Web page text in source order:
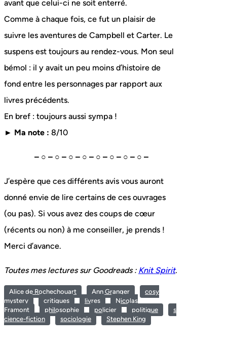
avant que celui-ci ne soit enterré.
Comme à chaque fois, ce fut un plaisir de
suivre les aventures de Campbell et Carter. Le
suspens est toujours au rendez-vous. Mon seul
bémol : il y avait un peu moins d’histoire de
fond entre les personnages par rapport aux
livres précédents.
En bref : toujours aussi sympa !
► Ma note : 8/10
– ○ – ○ – ○ – ○ – ○ – ○ – ○ – ○ –
J’espère que ces différents avis vous auront
donné envie de lire certains de ces ouvrages
(ou pas). Si vous avez des coups de cœur
(récents ou non) à me conseiller, je prends !
Merci d’avance.
Toutes mes lectures sur Goodreads : Knit Spirit.
Alice de Rochechouart Ann Granger
cosy
mystery
critiques livres
Nicolas
Framont
philosophie policier politique
s
cience-fiction
sociologie Stephen King